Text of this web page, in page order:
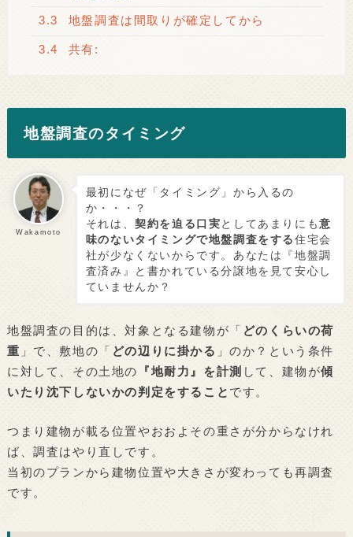
3.3 地盤調査は間取りが確定してから
3.4 共有:
地盤調査のタイミング
Wakamoto
最初になぜ「タイミング」から入るの
か・・・？
それは、契約を迫る口実としてあまりにも意
味のないタイミングで地盤調査をする住宅会
社が少なくないからです。あなたは『地盤調
査済み』と書かれている分譲地を見て安心し
ていませんか？
地盤調査の目的は、対象となる建物が「 どのくらいの荷
重 」で、敷地の「 どの辺りに掛かる 」のか？という条件
に対して、その土地の
『地耐力』を計測 して、建物が傾
いたり沈下しないかの判定をすること です。
つまり建物が載る位置やおおよその重さが分からなけれ
ば、調査はやり直しです。
当初のプランから建物位置や大きさが変わっても再調査
です。